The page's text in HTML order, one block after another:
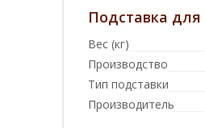
Подставка
Вес (кг)
Производство
Тип подставки
Производитель